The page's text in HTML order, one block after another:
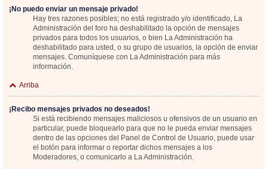
¡No puedo enviar un mensaje privado!
Hay tres razones posibles; no está registrado y/o identificado, La
Administración del foro ha deshabilitado la opción de mensajes
privados para todos los usuarios, o bien La Administración ha
deshabilitado para usted, o su grupo de usuarios, la opción de enviar
mensajes. Comuníquese con La Administración para más
información.
Arriba
¡Recibo mensajes privados no deseados!
Si está recibiendo mensajes maliciosos u ofensivos de un usuario en
particular, puede bloquearlo para que no le pueda enviar mensajes
dentro de las opciones del Panel de Control de Usuario, puede usar
el botón para informar o reportar dichos mensajes a los
Moderadores, o comunicarlo a La Administración.